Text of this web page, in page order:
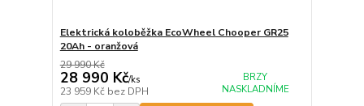
Elektrická koloběžka EcoWheel Chooper GR25
20Ah - oranžová
29 990 Kč
28 990 Kč/ks
23 959 Kč bez DPH
BRZY
NASKLADNÍME